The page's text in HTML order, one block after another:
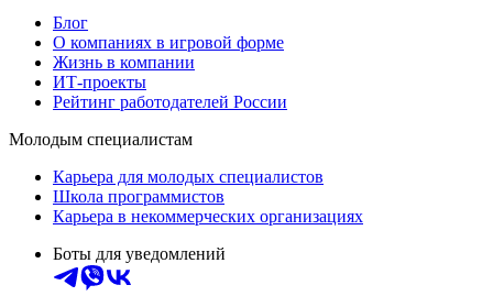
Блог
О компаниях в игровой форме
Жизнь в компании
ИТ-проекты
Рейтинг работодателей России
Молодым специалистам
Карьера для молодых специалистов
Школа программистов
Карьера в некоммерческих организациях
Боты для уведомлений